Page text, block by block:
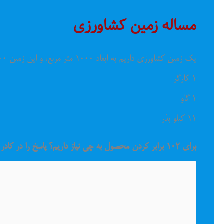
مساله زمین کشاورزی
یک زمین کشاورزی داریم به ابعاد 1000 متر مربع، و این زمین 1000 کیلو محصول می دهد و برای کشت آن به موارد زیر نیاز داریم:
1 کارگر
1 گاو
11 کیلو بذر
برای 102 برابر کردن محصول به چی نیاز داریم؟ پاسخ را در کادر زیر بنویسید.